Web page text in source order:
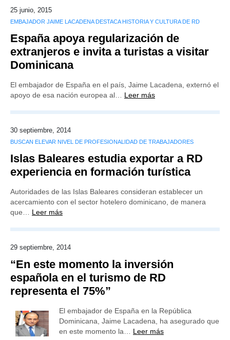
25 junio, 2015
EMBAJADOR JAIME LACADENA DESTACA HISTORIA Y CULTURA DE RD
España apoya regularización de
extranjeros e invita a turistas a visitar
Dominicana
El embajador de España en el país, Jaime Lacadena, externó el
apoyo de esa nación europea al… Leer más
30 septiembre, 2014
BUSCAN ELEVAR NIVEL DE PROFESIONALIDAD DE TRABAJADORES
Islas Baleares estudia exportar a RD
experiencia en formación turística
Autoridades de las Islas Baleares consideran establecer un
acercamiento con el sector hotelero dominicano, de manera
que… Leer más
29 septiembre, 2014
“En este momento la inversión
española en el turismo de RD
representa el 75%”
El embajador de España en la República
Dominicana, Jaime Lacadena, ha asegurado que
en este momento la… Leer más